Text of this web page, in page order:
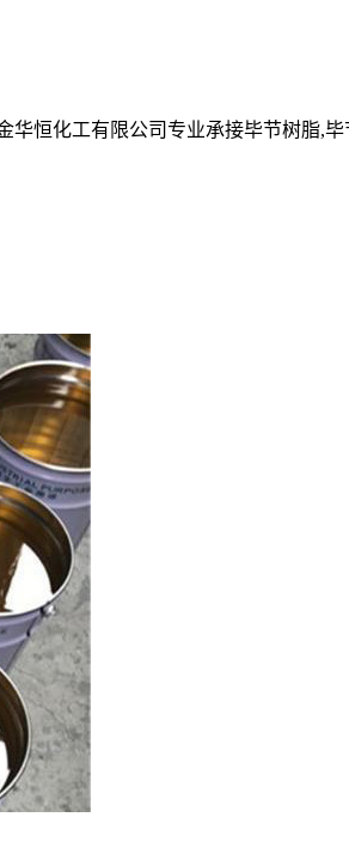
恒化工有限公司专业承接毕节树脂,毕